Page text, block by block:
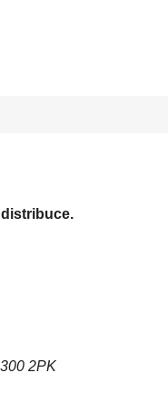
2PK